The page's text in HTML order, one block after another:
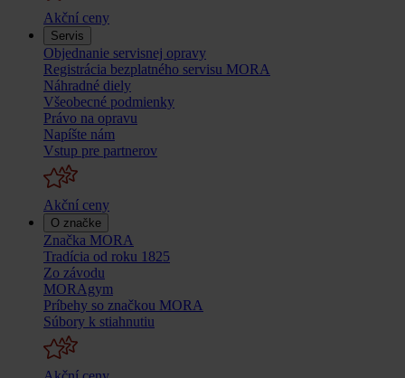
Akční ceny
Servis
Objednanie servisnej opravy
Registrácia bezplatného servisu MORA
Náhradné diely
Všeobecné podmienky
Právo na opravu
Napíšte nám
Vstup pre partnerov
Akční ceny
O značke
Značka MORA
Tradícia od roku 1825
Zo závodu
MORAgym
Príbehy so značkou MORA
Súbory k stiahnutiu